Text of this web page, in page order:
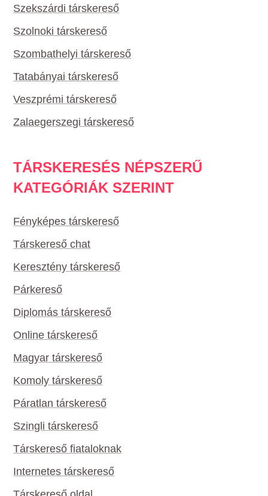
Szekszárdi társkereső
Szolnoki társkereső
Szombathelyi társkereső
Tatabányai társkereső
Veszprémi társkereső
Zalaegerszegi társkereső
TÁRSKERESÉS NÉPSZERŰ
KATEGÓRIÁK SZERINT
Fényképes társkereső
Társkereső chat
Keresztény társkereső
Párkereső
Diplomás társkereső
Online társkereső
Magyar társkereső
Komoly társkereső
Páratlan társkereső
Szingli társkereső
Társkereső fiataloknak
Internetes társkereső